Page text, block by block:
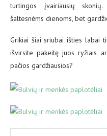
turtingos įvairiausių
šaltesnėms dienoms, bet
Grikiai šiai sriubai išties labai
išvirsite pakeitę juos ryžiais
pačios gardžiausios?